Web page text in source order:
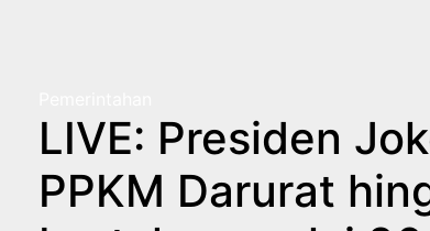
LIVE: Presiden
PPKM Darurat